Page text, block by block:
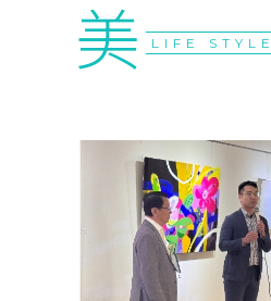
美 LIFE STYLE